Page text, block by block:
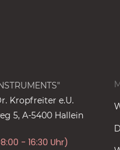
Kropfreiter e.U.
5, A-5400 Hallein
- 16:30 Uhr)